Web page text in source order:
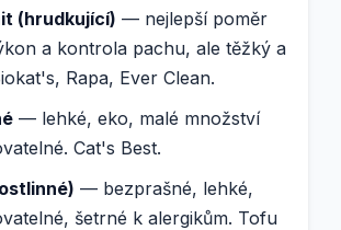
(hrudkující) — nejlepší poměr
a kontrola pachu, ale těžký a
Rapa, Ever Clean.
— lehké, eko, malé množství
Cat's Best.
— bezprašné, lehké,
šetrné k alergikům. Tofu